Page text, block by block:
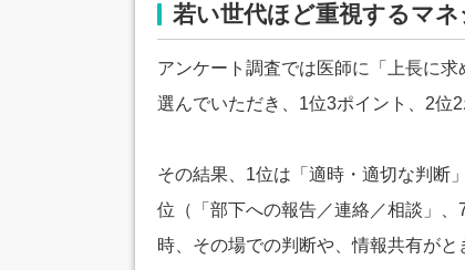
若い世代ほど重視するマ
アンケート調査では医師に「上長に
選んでいただき、1位3ポイント、2位
その結果、1位は「適時・適切な判断
位（「部下への報告／連絡／相談」
時、その場での判断や、情報共有が